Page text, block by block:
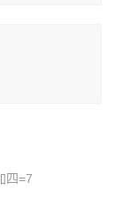
四=7